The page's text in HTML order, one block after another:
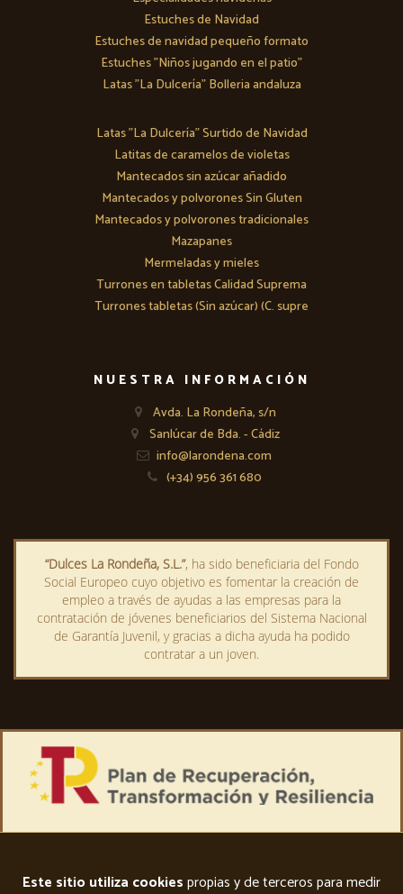
Estuches de Navidad
Estuches de navidad pequeño formato
Estuches "Niños jugando en el patio"
Latas "La Dulcería" Bolleria andaluza
Latas "La Dulcería" Surtido de Navidad
Latitas de caramelos de violetas
Mantecados sin azúcar añadido
Mantecados y polvorones Sin Gluten
Mantecados y polvorones tradicionales
Mazapanes
Mermeladas y mieles
Turrones en tabletas Calidad Suprema
Turrones tabletas (Sin azúcar) (C. supre
NUESTRA INFORMACIÓN
Avda. La Rondeña, s/n
Sanlúcar de Bda. - Cádiz
info@larondena.com
(+34) 956 361 680
“Dulces La Rondeña, S.L.”, ha sido beneficiaria del Fondo
Social Europeo cuyo objetivo es fomentar la creación de
empleo a través de ayudas a las empresas para la
contratación de jóvenes beneficiarios del Sistema Nacional
de Garantía Juvenil, y gracias a dicha ayuda ha podido
contratar a un joven.
Este sitio utiliza cookiespropias y de terceros para medir